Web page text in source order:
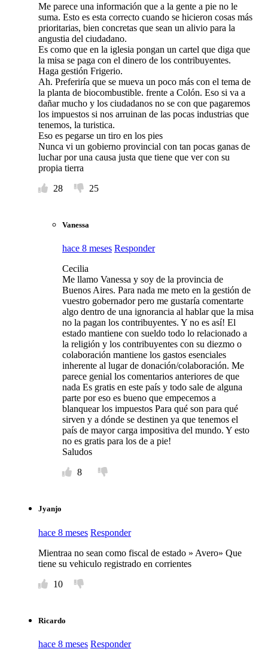
Me parece una información que a la gente a pie no le
suma. Esto es esta correcto cuando se hicieron cosas más
prioritarias, bien concretas que sean un alivio para la
angustia del ciudadano.
Es como que en la iglesia pongan un cartel que diga que
la misa se paga con el dinero de los contribuyentes.
Haga gestión Frigerio.
Ah. Preferiría que se mueva un poco más con el tema de
la planta de biocombustible. frente a Colón. Eso si va a
dañar mucho y los ciudadanos no se con que pagaremos
los impuestos si nos arruinan de las pocas industrias que
tenemos, la turistica.
Eso es pegarse un tiro en los pies
Nunca vi un gobierno provincial con tan pocas ganas de
luchar por una causa justa que tiene que ver con su
propia tierra
28
25
Vanessa
hace 8 meses Responder
Cecilia
Me llamo Vanessa y soy de la provincia de
Buenos Aires. Para nada me meto en la gestión de
vuestro gobernador pero me gustaría comentarte
algo dentro de una ignorancia al hablar que la misa
no la pagan los contribuyentes. Y no es así! El
estado mantiene con sueldo todo lo relacionado a
la religión y los contribuyentes con su diezmo o
colaboración mantiene los gastos esenciales
inherente al lugar de donación/colaboración. Me
parece genial los comentarios anteriores de que
nada Es gratis en este país y todo sale de alguna
parte por eso es bueno que empecemos a
blanquear los impuestos Para qué son para qué
sirven y a dónde se destinen ya que tenemos el
país de mayor carga impositiva del mundo. Y esto
no es gratis para los de a pie!
Saludos
8
Jyanjo
hace 8 meses Responder
Mientraa no sean como fiscal de estado » Avero» Que
tiene su vehiculo registrado en corrientes
10
Ricardo
hace 8 meses Responder